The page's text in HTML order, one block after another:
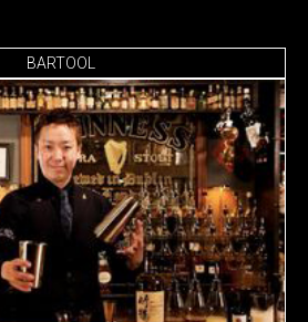
BARTOOL